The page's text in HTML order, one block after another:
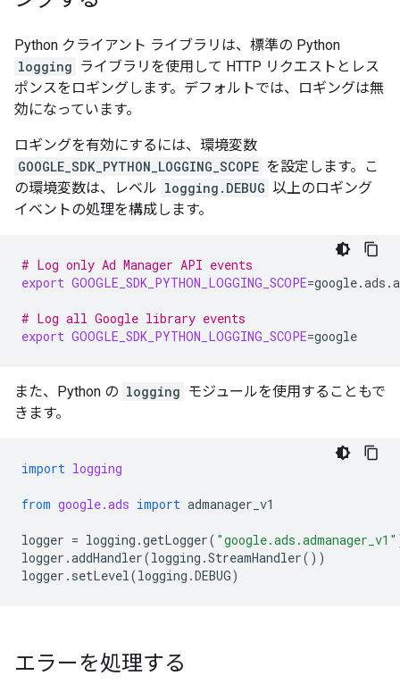
Python クライアント ライブラリは、標準の Python
logging ライブラリを使用して HTTP リクエストとレス
ポンスをロギングします。デフォルトでは、ロギングは無
効になっています。
ロギングを有効にするには、環境変数
GOOGLE_SDK_PYTHON_LOGGING_SCOPE を設定します。こ
の環境変数は、レベル logging.DEBUG 以上のロギング
イベントの処理を構成します。
# Log only Ad Manager API events
export GOOGLE_SDK_PYTHON_LOGGING_SCOPE=
# Log all Google library events
export GOOGLE_SDK_PYTHON_LOGGING_SCOPE=
また、Python の logging モジュールを使用することもで
きます。
import logging
from google.ads import admanager_v1
logger = logging .getLogger( "google.ads.admanager_v1"
logger .addHandler(logging .StreamHandler())
logger . setLevel(logging .DEBUG)
エラーを処理する